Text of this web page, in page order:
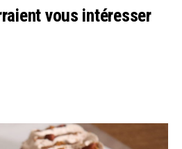
vous intéresser